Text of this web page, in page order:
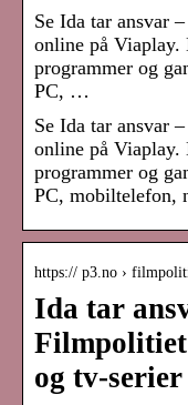
Se Ida tar ansvar
online på Viaplay.
programmer og
PC, …
Se Ida tar ansvar
online på Viaplay.
programmer og
PC, mobiltelefon,
https:// p3.no ›
Ida tar
og tv-serier